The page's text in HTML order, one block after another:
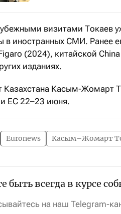
визитами Токаев
в иностранных СМИ. Ранее
(2024), китайской
изданиях.
Казахстана Касым-Жомарт
ЕС 22–23 июня.
Euronews Касым–Жомарт
быть всегда в курсе
на наш Telegram-